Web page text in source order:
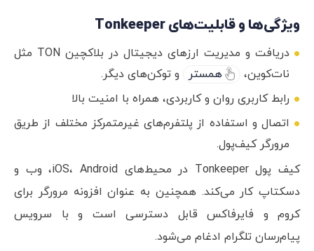
ویژگی‌ها و قابلیت‌های Tonkeeper
دریافت و مدیریت ارزهای دیجیتال در بلاکچین TON مثل
نات‌کوین،
همستر
و توکن‌های دیگر.
رابط کاربری روان و کاربردی، همراه با امنیت بالا
اتصال و استفاده از پلتفرم‌های غیرمتمرکز مختلف از طریق
مرورگر کیف‌پول.
کیف پول Tonkeeper در محیط‌های iOS، Android، وب و
دسکتاپ کار می‌کند. همچنین به عنوان افزونه مرورگر برای
کروم و فایرفاکس قابل دسترسی است و با سرویس
پیام‌رسان تلگرام ادغام می‌شود.